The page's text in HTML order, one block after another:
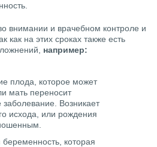
внимании и врачебном контроле и
как на этих сроках также есть
например:
плода, которое может
мать переносит
Возникает
исхода, или рождения
которая